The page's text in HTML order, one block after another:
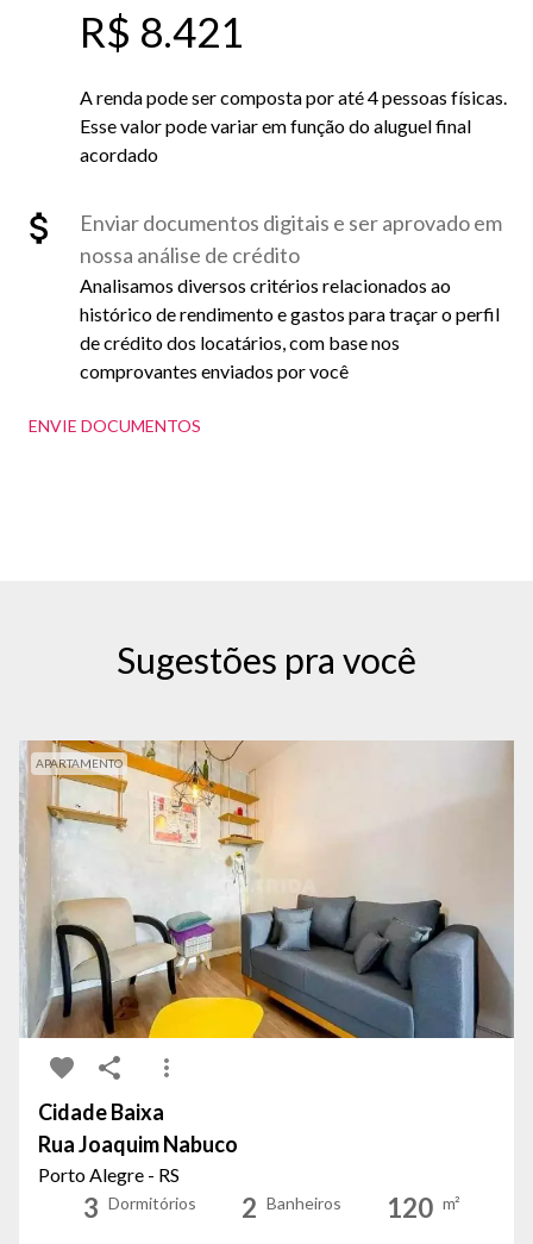
R$ 8.421
A renda pode ser composta por até 4 pessoas físicas.
Esse valor pode variar em função do aluguel final
acordado
Enviar documentos digitais e ser aprovado em
nossa análise de crédito
Analisamos diversos critérios relacionados ao
histórico de rendimento e gastos para traçar o perfil
de crédito dos locatários, com base nos
comprovantes enviados por você
ENVIE DOCUMENTOS
Sugestões pra você
APARTAMENTO
Cidade Baixa
Rua Joaquim Nabuco
Porto Alegre - RS
3 Dormitórios 2 Banheiros 120 m²